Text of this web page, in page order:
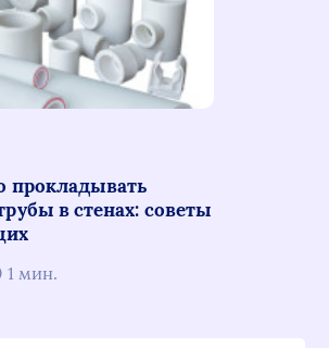
прокладывать
в стенах: советы
1 мин.